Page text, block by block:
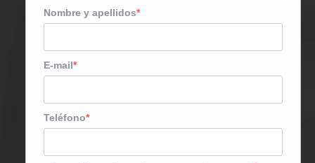
Nombre y apellidos
E-mail
Teléfono